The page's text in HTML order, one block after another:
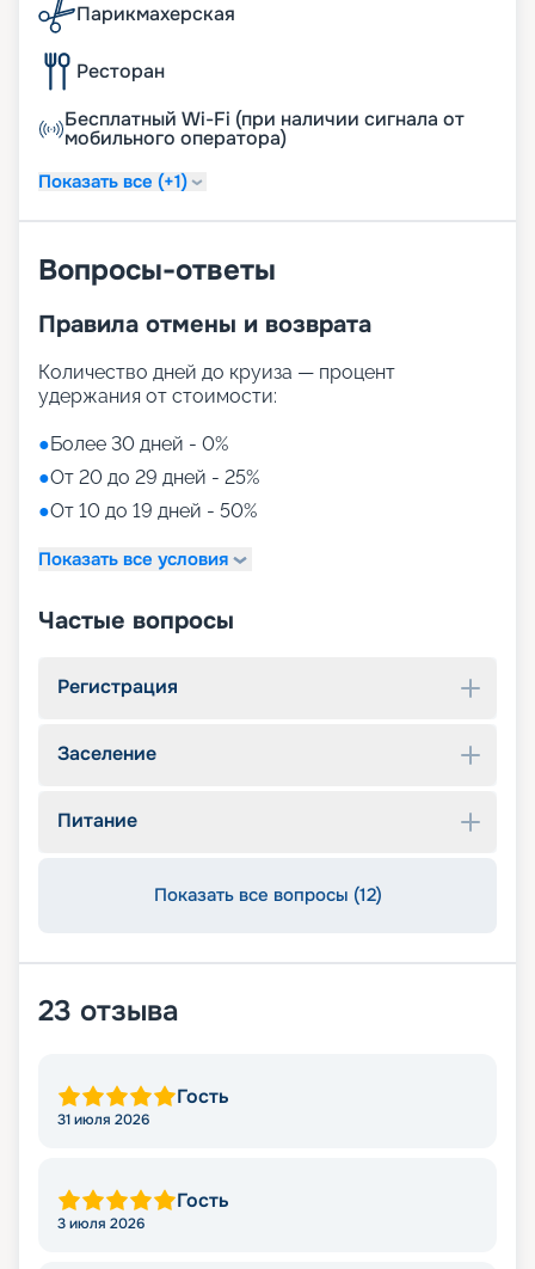
Парикмахерская
Ресторан
Бесплатный Wi-Fi (при наличии сигнала от
мобильного оператора)
Показать все (+1)
Вопросы-ответы
Правила отмены и возврата
Количество дней до круиза — процент
удержания от стоимости:
●Более 30 дней - 0%
●От 20 до 29 дней - 25%
●От 10 до 19 дней - 50%
Показать все условия
Частые вопросы
Регистрация
Заселение
Питание
Показать все вопросы (12)
23 отзыва
Гость
31 июля 2026
Гость
3 июля 2026